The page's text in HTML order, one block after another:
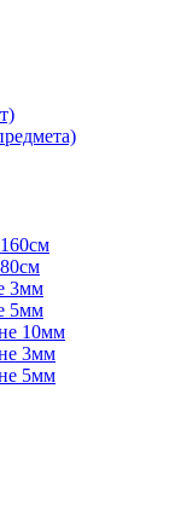
3мм
5мм
10мм
3мм
5мм